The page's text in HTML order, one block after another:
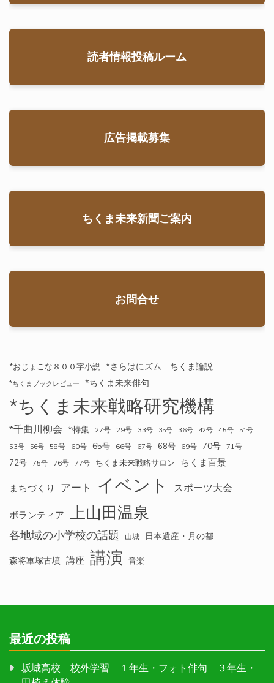
読者情報投稿ルーム
広告掲載募集
ちくま未来新聞ご案内
お問合せ
*おじょこな８００字小説 *さらはにズム ちくま論説
*ちくまブックレビュー *ちくま未来俳句
*ちくま未来戦略研究機構
*千曲川柳会 *特集 27号 29号 33号 35号 36号 42号 45号
51号
53号
56号 58号 60号 65号 66号 67号 68号 69号 70号 71号
72号 75号 76号 77号 ちくま未来戦略サロン ちくま百景
まちづくり アート イベント スポーツ大会
ボランティア 上山田温泉
各地域の小学校の話題 山城 日本遺産・月の都
森将軍塚古墳 講座 講演 音楽
最近の投稿
坂城高校 校外学習 １年生・フォト俳句 ３年生・